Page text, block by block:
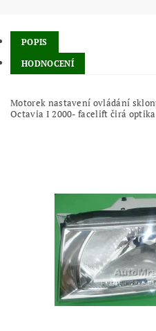
POPIS
HODNOCENÍ
Motorek nastavení ovládání
Octavia I 2000- facelift čirá